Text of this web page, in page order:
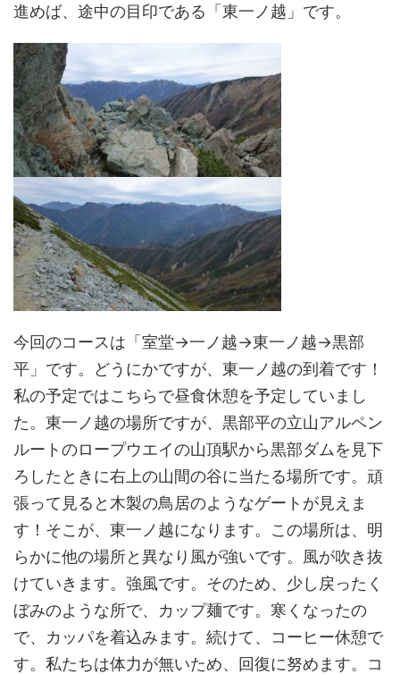
進めば、途中の目印である「東一ノ越」です。
今回のコースは「室堂→一ノ越→東一ノ越→黒部
平」です。どうにかですが、東一ノ越の到着です！
私の予定ではこちらで昼食休憩を予定していまし
た。東一ノ越の場所ですが、黒部平の立山アルペン
ルートのロープウエイの山頂駅から黒部ダムを見下
ろしたときに右上の山間の谷に当たる場所です。頑
張って見ると木製の鳥居のようなゲートが見えま
す！そこが、東一ノ越になります。この場所は、明
らかに他の場所と異なり風が強いです。風が吹き抜
けていきます。強風です。そのため、少し戻ったく
ぼみのような所で、カップ麺です。寒くなったの
で、カッパを着込みます。続けて、コーヒー休憩で
す。私たちは体力が無いため、回復に努めます。コ